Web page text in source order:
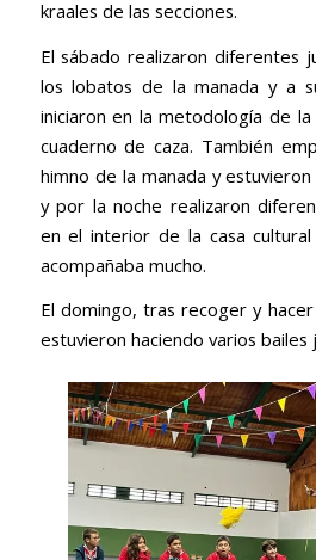
kraales de las secciones.
El sábado realizaron diferentes
los lobatos de la manada y a
iniciaron en la metodología de la
cuaderno de caza. También
himno de la manada y
y por la noche realizaron
en el interior de la casa
acompañaba mucho.
El domingo, tras recoger y
estuvieron haciendo varios bailes